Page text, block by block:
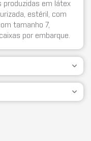
produzidas em látex
estéril, com
tamanho 7,
por embarque.